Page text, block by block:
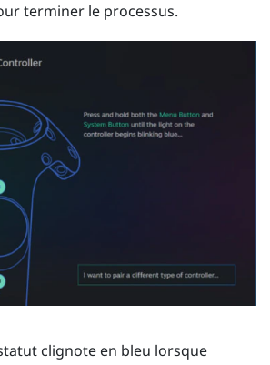
terminer le processus.
clignote en bleu lorsque